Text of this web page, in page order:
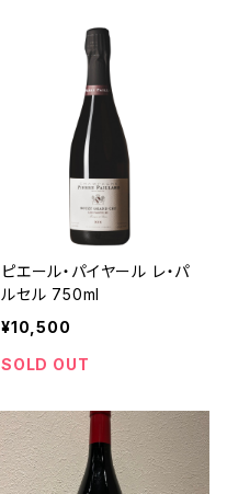
ピエール・パイヤール レ・パ
ルセル 750ml
¥10,500
SOLD OUT